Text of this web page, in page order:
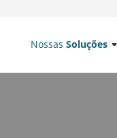
Nossas Soluções